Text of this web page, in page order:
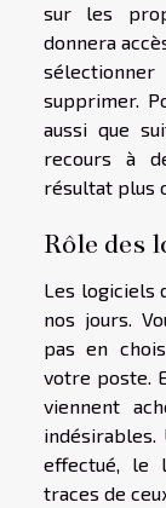
sur les
donnera
supprimer.
aussi que
recours à
résultat plus
Rôle des
Les logiciels
nos jours.
pas en
votre poste.
viennent
effectué, le
traces de